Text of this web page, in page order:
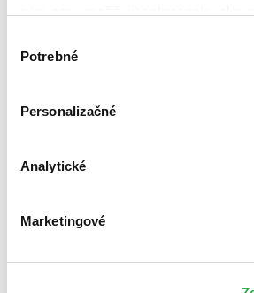
nám pomohlo, keby sme mohli
súhlasu
Potrebné
Personalizačné
Analytické
Marketingové
Bestsellery
Najdrahšie
Najlacnejšie